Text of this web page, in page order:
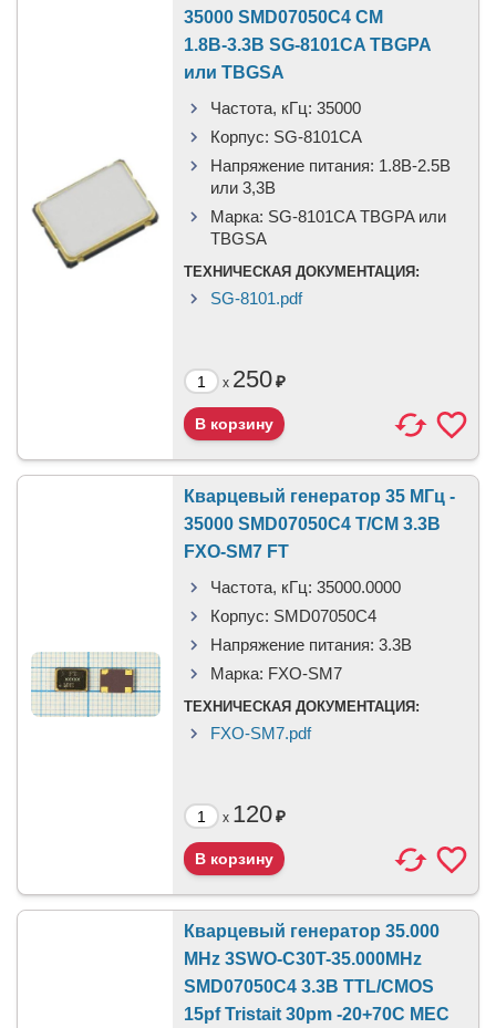
35000 SMD07050C4 CM
1.8В-3.3В SG-8101CA TBGPA
или TBGSA
Частота, кГц: 35000
Корпус: SG-8101CA
Напряжение питания: 1.8В-2.5B
или 3,3B
Марка: SG-8101CA TBGPA или
TBGSA
ТЕХНИЧЕСКАЯ ДОКУМЕНТАЦИЯ:
SG-8101.pdf
x 250₽
Кварцевый генератор 35 МГц -
35000 SMD07050C4 T/CM 3.3В
FXO-SM7 FT
Частота, кГц: 35000.0000
Корпус: SMD07050C4
Напряжение питания: 3.3В
Марка: FXO-SM7
ТЕХНИЧЕСКАЯ ДОКУМЕНТАЦИЯ:
FXO-SM7.pdf
x 120₽
Кварцевый генератор 35.000
MHz 3SWO-C30T-35.000MHz
SMD07050C4 3.3В TTL/CMOS
15pf Tristait 30pm -20+70C МЕС